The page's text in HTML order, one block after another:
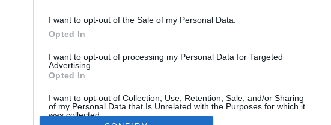
I want to opt-out of the Sale of my Personal Data.
Opted In
I want to opt-out of processing my Personal Data for Targeted
Advertising.
Opted In
I want to opt-out of Collection, Use, Retention, Sale, and/or Sharing
of my Personal Data that Is Unrelated with the Purposes for which it
was collected.